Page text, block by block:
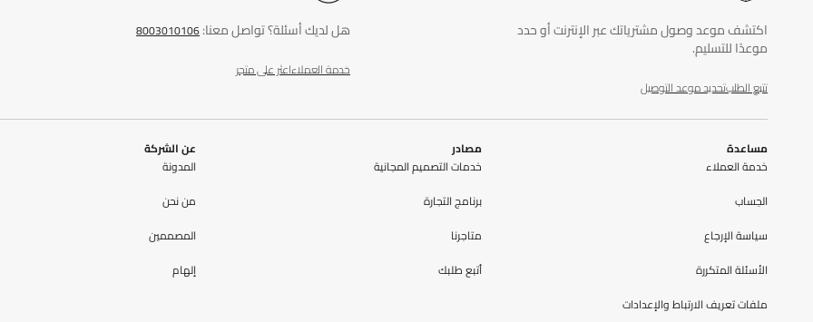
اكتشف موعد وصول مشترياتك عبر الإنترنت أو حدد
موعدًا للتسليم.
تتبع الطلبتحديد موعد التوصيل
هل لديك أسئلة؟ تواصل معنا:8003010106
خدمة العملاءاعثر على متجر
مساعدة
خدمة العملاء
الحِساب
سياسة الإرجاع
الأسئلة المتكررة
ملفات تعريف الارتباط والإعدادات
مصادر
خدمات التصميم المجانية
برنامج التجارة
متاجرنا
أتبع طلبك
عن الشركة
المدونة
من نحن
المصممين
إلهام